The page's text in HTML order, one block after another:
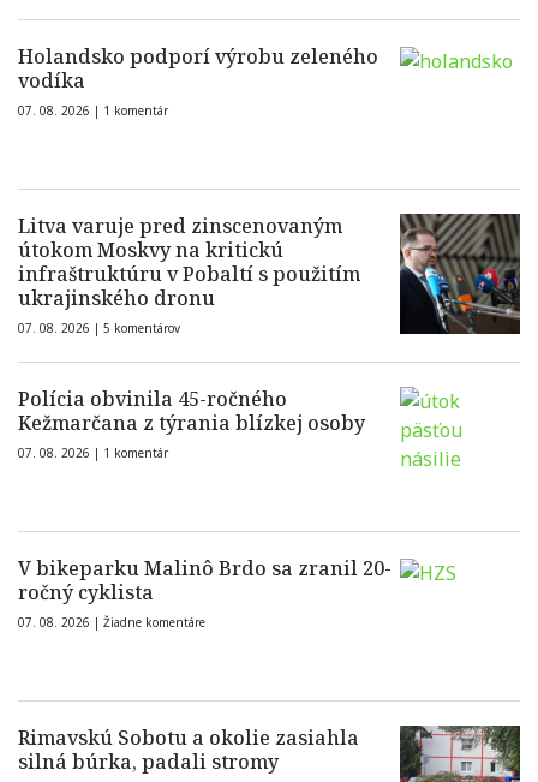
Holandsko podporí výrobu zeleného
vodíka
07. 08. 2026 | 1 komentár
Litva varuje pred zinscenovaným
útokom Moskvy na kritickú
infraštruktúru v Pobaltí s použitím
ukrajinského dronu
07. 08. 2026 | 5 komentárov
Polícia obvinila 45-ročného
Kežmarčana z týrania blízkej osoby
07. 08. 2026 | 1 komentár
V bikeparku Malinô Brdo sa zranil 20-
ročný cyklista
07. 08. 2026 | Žiadne komentáre
Rimavskú Sobotu a okolie zasiahla
silná búrka, padali stromy